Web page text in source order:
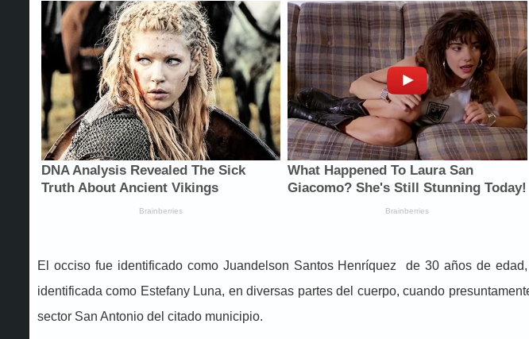
El occiso fue identificado como Juandelson Santos Henríquez de 30 años de
identificada como Estefany Luna, en diversas partes del cuerpo, cuando
sector San Antonio del citado municipio.